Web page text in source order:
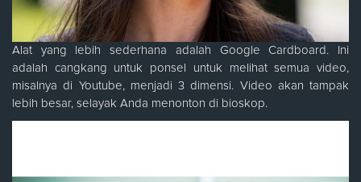
Alat yang lebih sederhana adalah Google Cardboard. Ini
adalah cangkang untuk ponsel untuk melihat semua video,
misalnya di Youtube, menjadi 3 dimensi. Video akan tampak
lebih besar, selayak Anda menonton di bioskop.